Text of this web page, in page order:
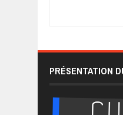
PRÉSENTATION